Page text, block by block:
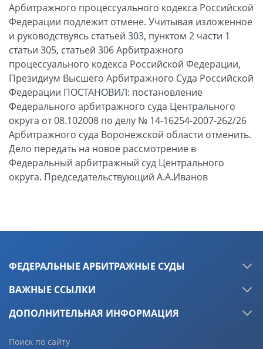
Арбитражного процессуального кодекса Российской
Федерации подлежит отмене. Учитывая изложенное
и руководствуясь статьей 303, пунктом 2 части 1
статьи 305, статьей 306 Арбитражного
процессуального кодекса Российской Федерации,
Президиум Высшего Арбитражного Суда Российской
Федерации ПОСТАНОВИЛ: постановление
Федерального арбитражного суда Центрального
округа от 08.102008 по делу № 14-16254-2007-262/26
Арбитражного суда Воронежской области отменить.
Дело передать на новое рассмотрение в
Федеральный арбитражный суд Центрального
округа. Председательствующий А.А.Иванов
ФЕДЕРАЛЬНЫЕ АРБИТРАЖНЫЕ СУДЫ
ВАЖНЫЕ ССЫЛКИ
ДОПОЛНИТЕЛЬНАЯ ИНФОРМАЦИЯ
Поиск по сайту